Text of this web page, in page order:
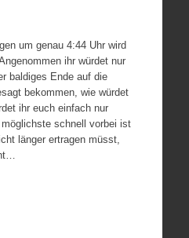
um genau 4:44 Uhr wird
ihr würdet nur
baldiges Ende auf die
bekommen, wie würdet
ihr euch einfach nur
schnell vorbei ist
länger ertragen müsst,